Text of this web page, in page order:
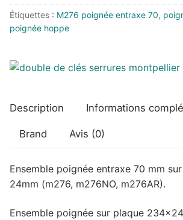
mm
sur
étroite
Étiquettes : M276 poignée entraxe 70,
poignée hoppe
Description Informations
Brand Avis (0)
Ensemble poignée entraxe 70 mm
24mm (m276, m276NO, m276AR).
Ensemble poignée sur plaque